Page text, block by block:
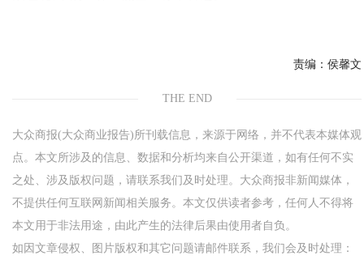
责编： 侯馨文
THE END
大众商报(大众商业报告)所刊载信息，来源于网络，并不代表本媒体观
点。本文所涉及的信息、数据和分析均来自公开渠道，如有任何不实
之处、涉及版权问题，请联系我们及时处理。大众商报非新闻媒体，
不提供任何互联网新闻相关服务。本文仅供读者参考，任何人不得将
本文用于非法用途，由此产生的法律后果由使用者自负。
如因文章侵权、图片版权和其它问题请邮件联系，我们会及时处理：